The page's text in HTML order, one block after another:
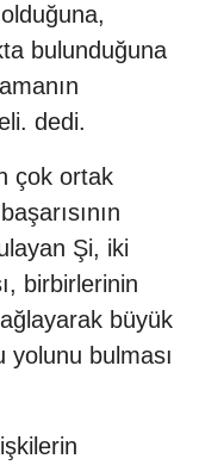
bulunduğuna
dedi.
çok ortak
Şi, iki
birbirlerinin
büyük
bulması